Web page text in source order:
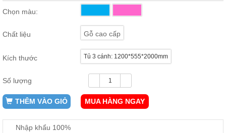
ăn,
kệ
Nội
Thất
Ban
Công,
Vườn
Chọn màu:
Chất liệu Gỗ cao cấp
Kích thước Tủ 3 cánh: 1200*555*2000mm
Số lượng
THÊM VÀO GIỎ MUA HÀNG NGAY
Nhập khẩu 100%